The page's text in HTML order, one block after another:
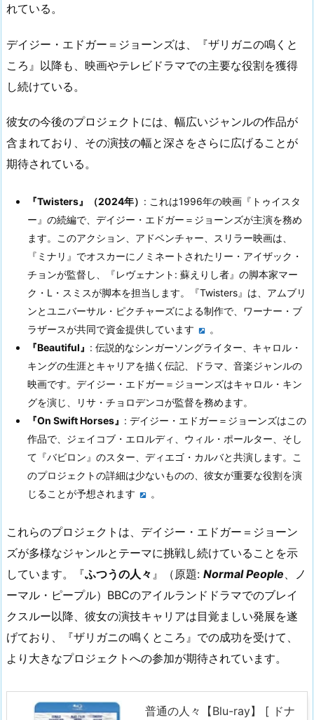
れている。
デイジー・エドガー＝ジョーンズは、『ザリガニの鳴くと
ころ』以降も、映画やテレビドラマでの主要な役割を獲得
し続けている。
彼女の今後のプロジェクトには、幅広いジャンルの作品が
含まれており、その演技の幅と深さをさらに広げることが
期待されている。
『Twisters』（2024年） : これは1996年の映画『トゥイスタ
ー』の続編で、デイジー・エドガー＝ジョーンズが主演を務め
ます。このアクション、アドベンチャー、スリラー映画は、
『ミナリ』でオスカーにノミネートされたリー・アイザック・
チョンが監督し、『レヴェナント: 蘇えりし者』の脚本家マー
ク・L・スミスが脚本を担当します。『Twisters』は、アムブリ
ンとユニバーサル・ピクチャーズによる制作で、ワーナー・ブ
ラザースが共同で資金提供しています​
​。
『Beautiful』 : 伝説的なシンガーソングライター、キャロル・
キングの生涯とキャリアを描く伝記、ドラマ、音楽ジャンルの
映画です。デイジー・エドガー＝ジョーンズはキャロル・キン
グを演じ、リサ・チョロデンコが監督を務めます​​。
『On Swift Horses』 : デイジー・エドガー＝ジョーンズはこの
作品で、ジェイコブ・エロルディ、ウィル・ポールター、そし
て『バビロン』のスター、ディエゴ・カルバと共演します。こ
のプロジェクトの詳細は少ないものの、彼女が重要な役割を演
じることが予想されます​
​。
これらのプロジェクトは、デイジー・エドガー＝ジョーン
ズが多様なジャンルとテーマに挑戦し続けていることを示
しています。『ふつうの人々 』（原題: Normal People 、ノ
ーマル・ピープル）BBCのアイルランドドラマでのブレイ
クスルー以降、彼女の演技キャリアは目覚ましい発展を遂
げており、『ザリガニの鳴くところ』での成功を受けて、
より大きなプロジェクトへの参加が期待されています。
普通の人々【Blu-ray】 [ ドナ